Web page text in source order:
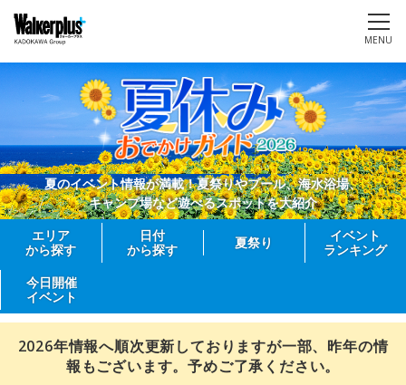
MENU
夏のイベント情報が満載！夏祭りやプール、海水浴場、
キャンプ場など遊べるスポットを大紹介
エリア
から探す
日付
から探す
夏祭り
イベント
ランキング
今日開催
イベント
2026年情報へ順次更新しておりますが一部、昨年の情
報もございます。予めご了承ください。